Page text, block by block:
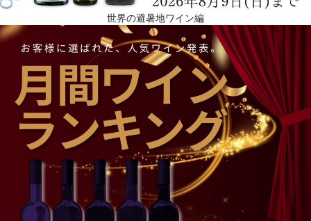
世界の避暑地ワイン編